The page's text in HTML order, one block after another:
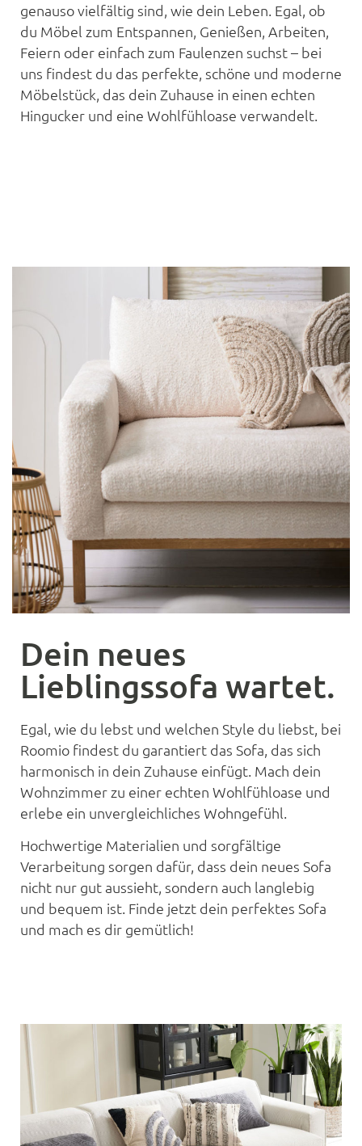
genauso vielfältig sind, wie dein Leben. Egal, ob
du Möbel zum Entspannen, Genießen, Arbeiten,
Feiern oder einfach zum Faulenzen suchst – bei
uns findest du das perfekte, schöne und moderne
Möbelstück, das dein Zuhause in einen echten
Hingucker und eine Wohlfühloase verwandelt.
Dein neues
Lieblingssofa wartet.
Egal, wie du lebst und welchen Style du liebst, bei
Roomio findest du garantiert das Sofa, das sich
harmonisch in dein Zuhause einfügt. Mach dein
Wohnzimmer zu einer echten Wohlfühloase und
erlebe ein unvergleichliches Wohngefühl.
Hochwertige Materialien und sorgfältige
Verarbeitung sorgen dafür, dass dein neues Sofa
nicht nur gut aussieht, sondern auch langlebig
und bequem ist. Finde jetzt dein perfektes Sofa
und mach es dir gemütlich!